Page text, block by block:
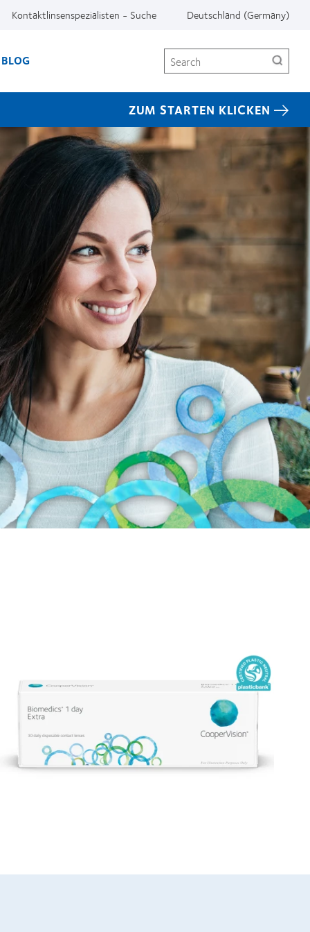
Kontaktlinsenspezialisten - Suche Deutschland (Germany)
BLOG Search
ZUM STARTEN KLICKEN